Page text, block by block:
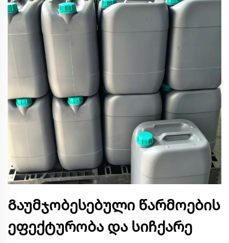
Გაუმჯობესებული წარმოების
ეფექტურობა და სიჩქარე